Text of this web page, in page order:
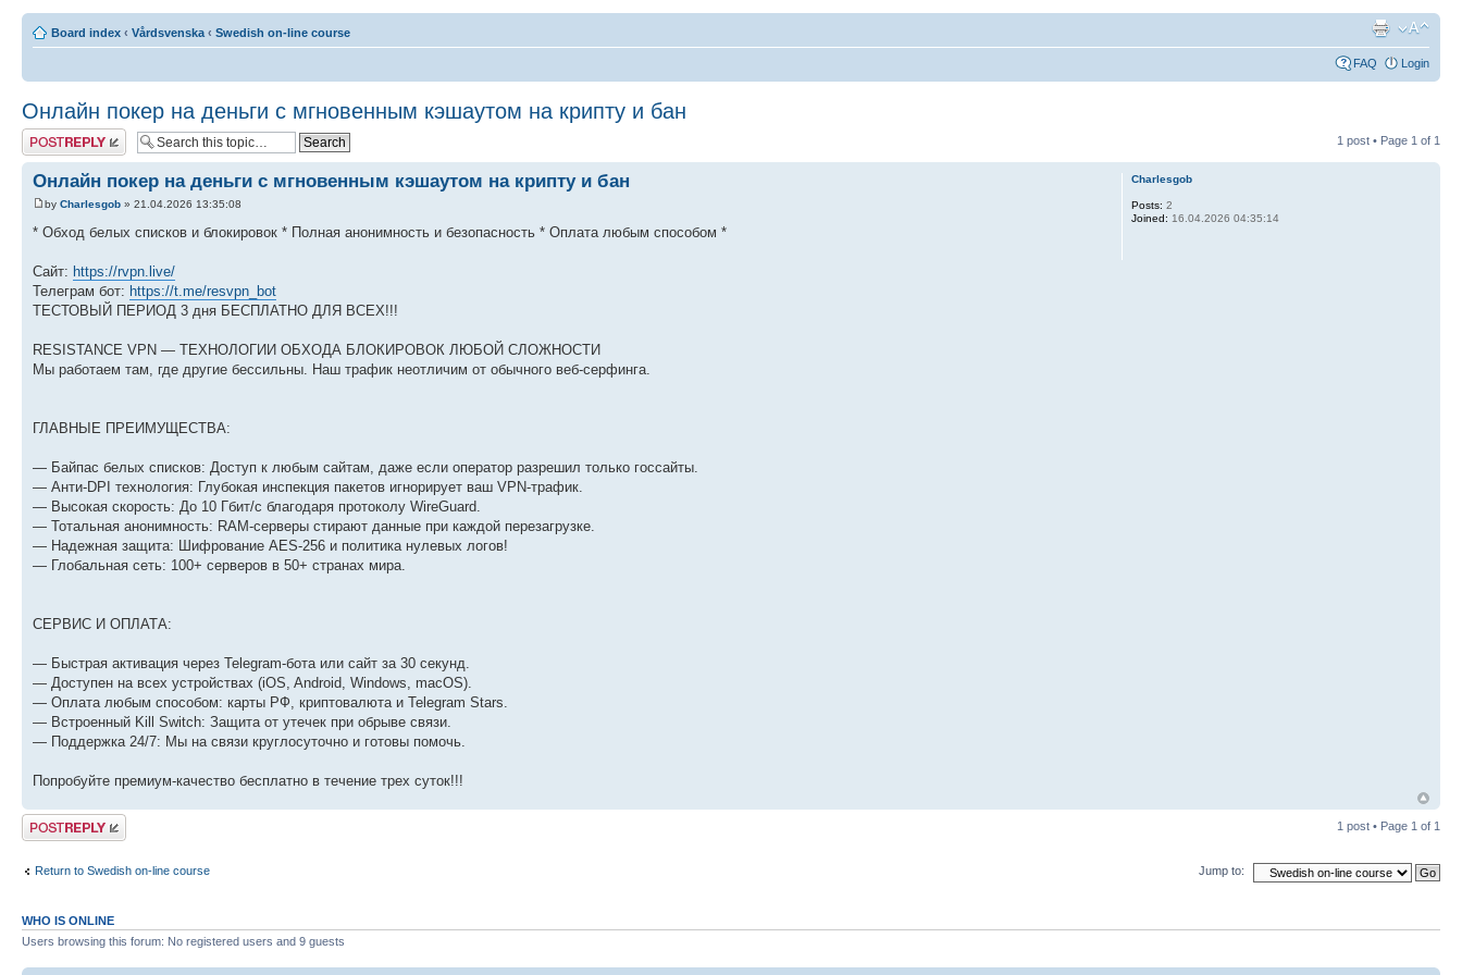
Board index ‹ Vårdsvenska ‹ Swedish on-line course
FAQ Login
Онлайн покер на деньги с мгновенным кэшаутом на крипту и бан
Post a reply 1 post • Page 1 of 1
Онлайн покер на деньги с мгновенным кэшаутом на крипту и бан
by Charlesgob » 21.04.2026 13:35:08
* Обход белых списков и блокировок * Полная анонимность и безопасность * Оплата любым способом *
Сайт: https://rvpn.live/
Телеграм бот: https://t.me/resvpn_bot
ТЕСТОВЫЙ ПЕРИОД 3 дня БЕСПЛАТНО ДЛЯ ВСЕХ!!!
RESISTANCE VPN — ТЕХНОЛОГИИ ОБХОДА БЛОКИРОВОК ЛЮБОЙ СЛОЖНОСТИ
Мы работаем там, где другие бессильны. Наш трафик неотличим от обычного веб-серфинга.
ГЛАВНЫЕ ПРЕИМУЩЕСТВА:
— Байпас белых списков: Доступ к любым сайтам, даже если оператор разрешил только госсайты.
— Анти-DPI технология: Глубокая инспекция пакетов игнорирует ваш VPN-трафик.
— Высокая скорость: До 10 Гбит/с благодаря протоколу WireGuard.
— Тотальная анонимность: RAM-серверы стирают данные при каждой перезагрузке.
— Надежная защита: Шифрование AES-256 и политика нулевых логов!
— Глобальная сеть: 100+ серверов в 50+ странах мира.
СЕРВИС И ОПЛАТА:
— Быстрая активация через Telegram-бота или сайт за 30 секунд.
— Доступен на всех устройствах (iOS, Android, Windows, macOS).
— Оплата любым способом: карты РФ, криптовалюта и Telegram Stars.
— Встроенный Kill Switch: Защита от утечек при обрыве связи.
— Поддержка 24/7: Мы на связи круглосуточно и готовы помочь.
Попробуйте премиум-качество бесплатно в течение трех суток!!!
Charlesgob
Posts: 2
Joined: 16.04.2026 04:35:14
Post a reply 1 post • Page 1 of 1
Return to Swedish on-line course Jump to:
WHO IS ONLINE
Users browsing this forum: No registered users and 9 guests